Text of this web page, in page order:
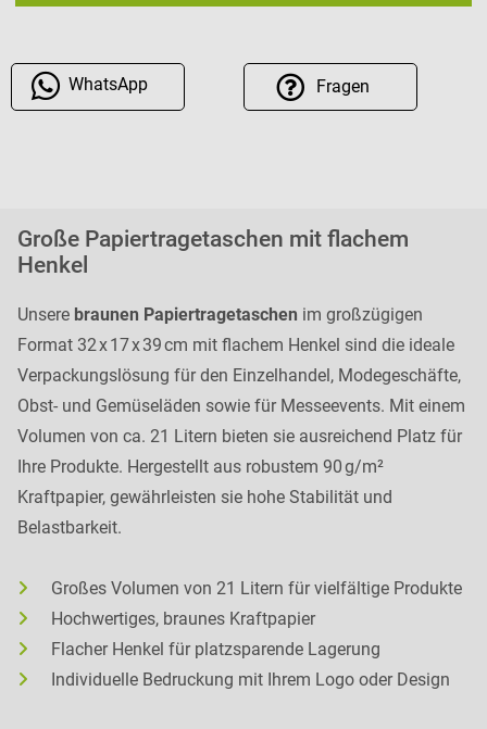
WhatsApp Fragen
Große Papiertragetaschen mit flachem
Henkel
Unsere braunen Papiertragetaschen im großzügigen
Format 32 x 17 x 39 cm mit flachem Henkel sind die ideale
Verpackungslösung für den Einzelhandel, Modegeschäfte,
Obst- und Gemüseläden sowie für Messeevents. Mit einem
Volumen von ca. 21 Litern bieten sie ausreichend Platz für
Ihre Produkte. Hergestellt aus robustem 90 g/m²
Kraftpapier, gewährleisten sie hohe Stabilität und
Belastbarkeit.
Großes Volumen von 21 Litern für vielfältige Produkte
Hochwertiges, braunes Kraftpapier
Flacher Henkel für platzsparende Lagerung
Individuelle Bedruckung mit Ihrem Logo oder Design